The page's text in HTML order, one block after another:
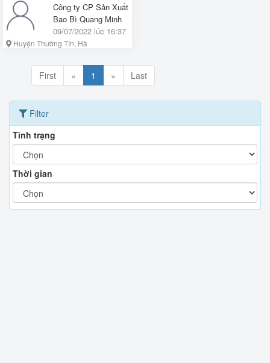
Công ty CP Sản Xuất
Bao Bì Quang Minh
09/07/2022 lúc 16:37
Huyện Thường Tín, Hà
First « 1 » Last
Filter
Tình trạng
Thời gian